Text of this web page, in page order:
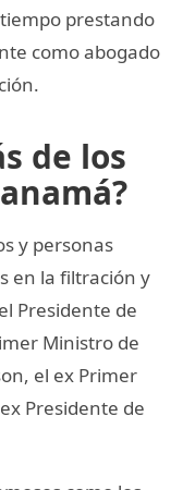
prestando
como abogado
de los
y personas
en la filtración y
Presidente de
Ministro de
el ex Primer
Presidente de